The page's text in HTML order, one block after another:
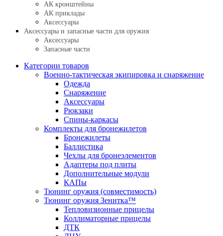
АК кронштейны
АК приклады
Аксессуары
Аксессуары и запасные части для оружия
Аксессуары
Запасные части
Категории товаров
Военно-тактическая экипировка и снаряжение
Одежда
Снаряжение
Аксессуары
Рюкзаки
Спины-каркасы
Комплекты для бронежилетов
Бронежилеты
Баллистика
Чехлы для бронеэлементов
Адаптеры под плиты
Дополнительные модули
КАПы
Тюнинг оружия (совместимость)
Тюнинг оружия Зенитка™
Тепловизионные прицелы
Коллиматорные прицелы
ДТК